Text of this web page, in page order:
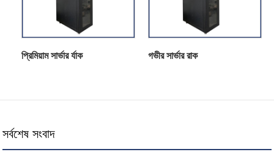
প্রিমিয়াম সার্ভার র্যাক গভীর সার্ভার রাক
সর্বশেষ সংবাদ